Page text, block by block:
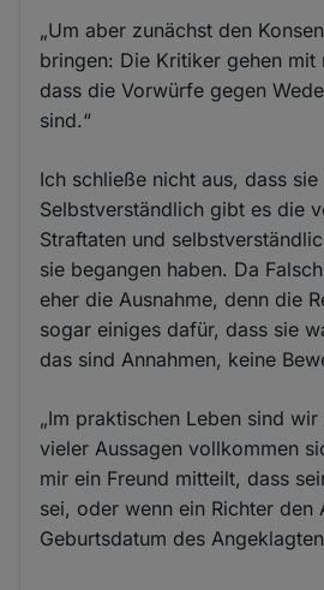
„Um aber zunächst den
bringen: Die Kritiker gehen mit
dass die Vorwürfe gegen
sind.“
Ich schließe nicht aus, dass
Selbstverständlich gibt es die
Straftaten und
sie begangen haben. Da
eher die Ausnahme, denn die
sogar einiges dafür, dass sie
das sind Annahmen, keine
„Im praktischen Leben sind
vieler Aussagen vollkommen
mir ein Freund mitteilt, dass
sei, oder wenn ein Richter den
Geburtsdatum des